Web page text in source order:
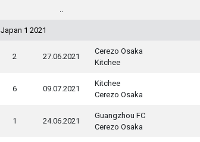
Japan 1 2021
2 27.06.2021
Cerezo Osaka
Kitchee
6 09.07.2021
Kitchee
Cerezo Osaka
1 24.06.2021
Guangzhou FC
Cerezo Osaka